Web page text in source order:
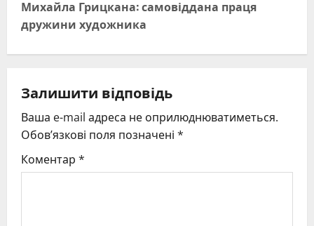
n
a
i
g
a
Михайла Грицкана: самовіддана праця
дружини художника
Залишити відповідь
Ваша e-mail адреса не оприлюднюватиметься.
Обов’язкові поля позначені *
Коментар *